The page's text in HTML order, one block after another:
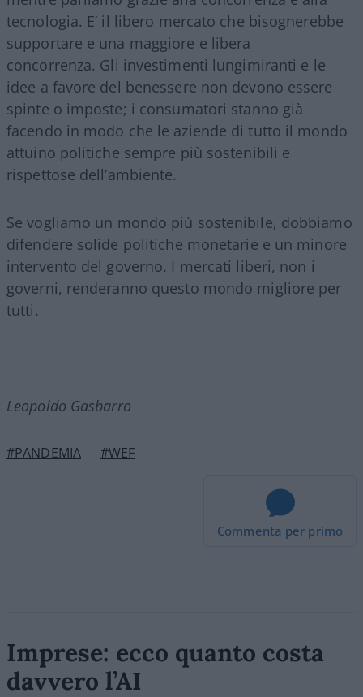
tecnologia. E’ il libero mercato che bisognerebbe
supportare e una maggiore e libera
concorrenza. Gli investimenti lungimiranti e le
idee a favore del benessere non devono essere
spinte o imposte; i consumatori stanno già
facendo in modo che le aziende di tutto il mondo
attuino politiche sempre più sostenibili e
rispettose dell’ambiente.
Se vogliamo un mondo più sostenibile, dobbiamo
difendere solide politiche monetarie e un minore
intervento del governo. I mercati liberi, non i
governi, renderanno questo mondo migliore per
tutti.
Leopoldo Gasbarro
#PANDEMIA #WEF
Commenta per primo
Imprese: ecco quanto costa
davvero l’AI